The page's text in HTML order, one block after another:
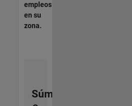
empleos
en su
zona.
Súmese